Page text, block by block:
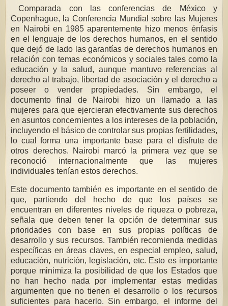
Comparada con las conferencias de México y
Copenhague, la Conferencia Mundial sobre las Mujeres
en Nairobi en 1985 aparentemente hizo menos énfasis
en el lenguaje de los derechos humanos, en el sentido
que dejó de lado las garantías de derechos humanos en
relación con temas económicos y sociales tales como la
educación y la salud, aunque mantuvo referencias al
derecho al trabajo, libertad de asociación y el derecho a
poseer o vender propiedades. Sin embargo, el
documento final de Nairobi hizo un llamado a las
mujeres para que ejercieran efectivamente sus derechos
en asuntos concernientes a los intereses de la población,
incluyendo el básico de controlar sus propias fertilidades,
lo cual forma una importante base para el disfrute de
otros derechos. Nairobi marcó la primera vez que se
reconoció internacionalmente que las mujeres
individuales tenían estos derechos.
Este documento también es importante en el sentido de
que, partiendo del hecho de que los países se
encuentran en diferentes niveles de riqueza o pobreza,
señala que deben tener la opción de determinar sus
prioridades con base en sus propias políticas de
desarrollo y sus recursos. También recomienda medidas
específicas en áreas claves, en especial empleo, salud,
educación, nutrición, legislación, etc. Esto es importante
porque minimiza la posibilidad de que los Estados que
no han hecho nada por implementar estas medidas
argumenten que no tienen el desarrollo o los recursos
suficientes para hacerlo. Sin embargo, el informe del